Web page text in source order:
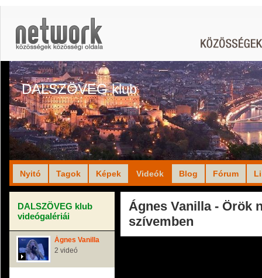
DALSZÖVEG klub
Nyitó Tagok Képek Videók Blog Fórum
DALSZÖVEG klub
videógalériái
Ágnes Vanilla
2 videó
Ágnes Vanilla - Örök
szívemben